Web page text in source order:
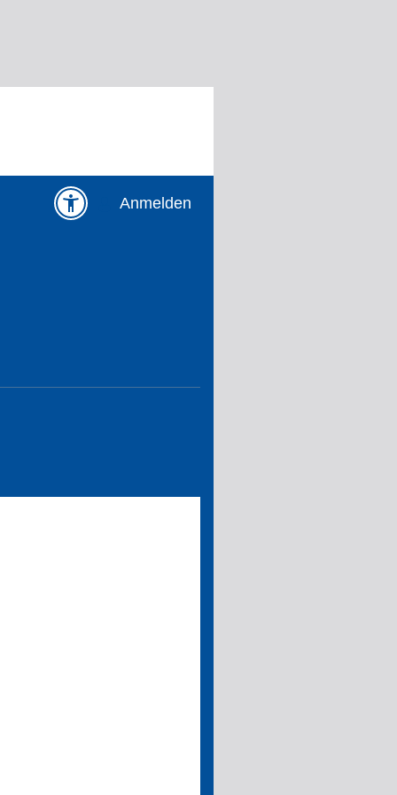
Anmelden